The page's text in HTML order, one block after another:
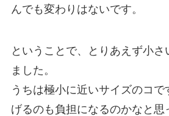
んでも変わりはないです。
ということで、とりあえず小さ
ました。
うちは極小に近いサイズのコ
げるのも負担になるのかなと思